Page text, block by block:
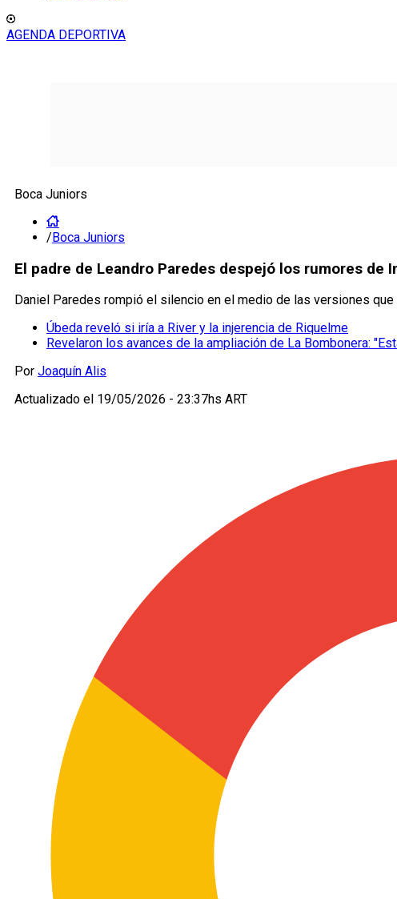
AGENDA DEPORTIVA
Boca Juniors
/Boca Juniors
El padre de Leandro Paredes despejó los rumores de
Daniel Paredes rompió el silencio en el medio de las versiones
Úbeda reveló si iría a River y la injerencia de Riquelme
Revelaron los avances de la ampliación de La Bombonera:
Por Joaquín Alis
Actualizado el 19/05/2026 - 23:37hs ART